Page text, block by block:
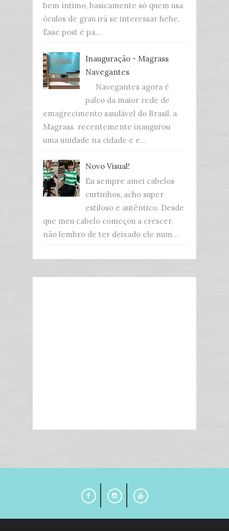
bem íntimo, basicamente só quem usa
óculos de grau irá se interessar hehe.
Esse post é pa...
Inauguração - Magrass
Navegantes
Navegantes agora é
palco da maior rede de
emagrecimento saudável do Brasil, a
Magrass recentemente inaugurou
uma unidade na cidade e e...
Novo Visual!
Eu sempre amei cabelos
curtinhos, acho super
estiloso e autêntico. Desde
que meu cabelo começou a crescer,
não lembro de ter deixado ele num...